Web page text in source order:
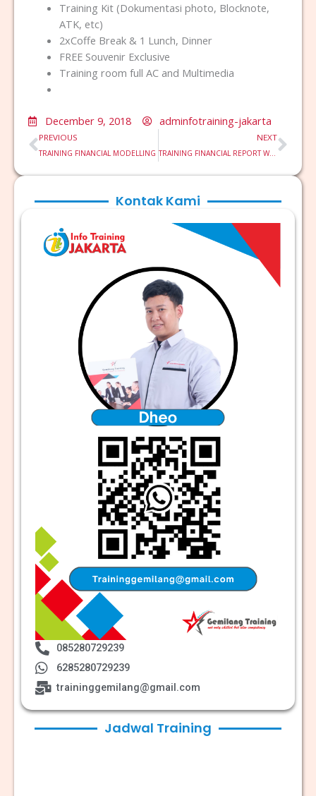
Training Kit (Dokumentasi photo, Blocknote,
ATK, etc)
2xCoffe Break & 1 Lunch, Dinner
FREE Souvenir Exclusive
Training room full AC and Multimedia
December 9, 2018 adminfotraining-jakarta
Prev
PREVIOUS
TRAINING FINANCIAL MODELLING
NEXT
TRAINING FINANCIAL REPORT WRITING TECHNIQUE & ANALYSIS
Kontak Kami
085280729239
6285280729239
traininggemilang@gmail.com
Jadwal Training